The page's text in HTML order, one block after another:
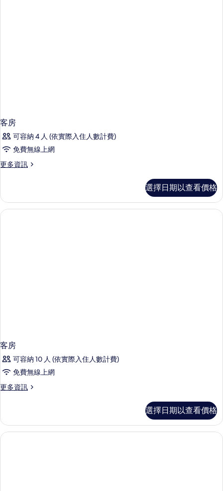
客房
可容納 4 人 (依實際入住人數計費)
免費無線上網
更多資訊
更
的
詳
情
選擇日期以查看價格
客房
可容納 10 人 (依實際入住人數計費)
免費無線上網
更多資訊
更
的
詳
情
選擇日期以查看價格